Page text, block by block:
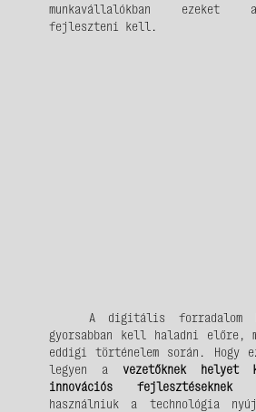
munkavállalókban ezeket
fejleszteni
A digitális forradalom
gyorsabban kell haladni előre,
eddigi történelem során. Hogy
legyen a vezetőknek
innovációs fejlesztéseknek
használniuk a technológia